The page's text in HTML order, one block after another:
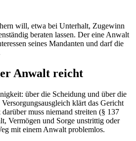
will, etwa bei Unterhalt, Zugewinn
beraten lassen. Der eine Anwalt
seines Mandanten und darf die
Anwalt reicht
über die Scheidung und über die
klärt das Gericht
muss niemand streiten (§ 137
Vermögen und Sorge unstrittig oder
mit einem Anwalt problemlos.